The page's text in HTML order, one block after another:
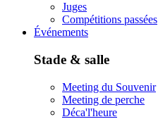
Juges
Compétitions passées
Événements
Stade & salle
Meeting du Souvenir
Meeting de perche
Déca'l'heure